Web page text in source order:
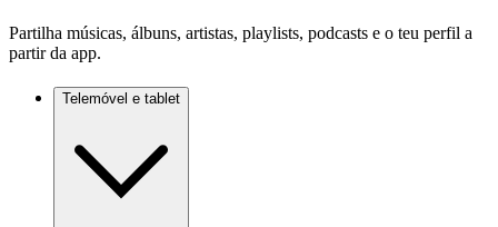
Partilha músicas, álbuns, artistas, playlists, podcasts e o teu perfil a
partir da app.
Telemóvel e tablet